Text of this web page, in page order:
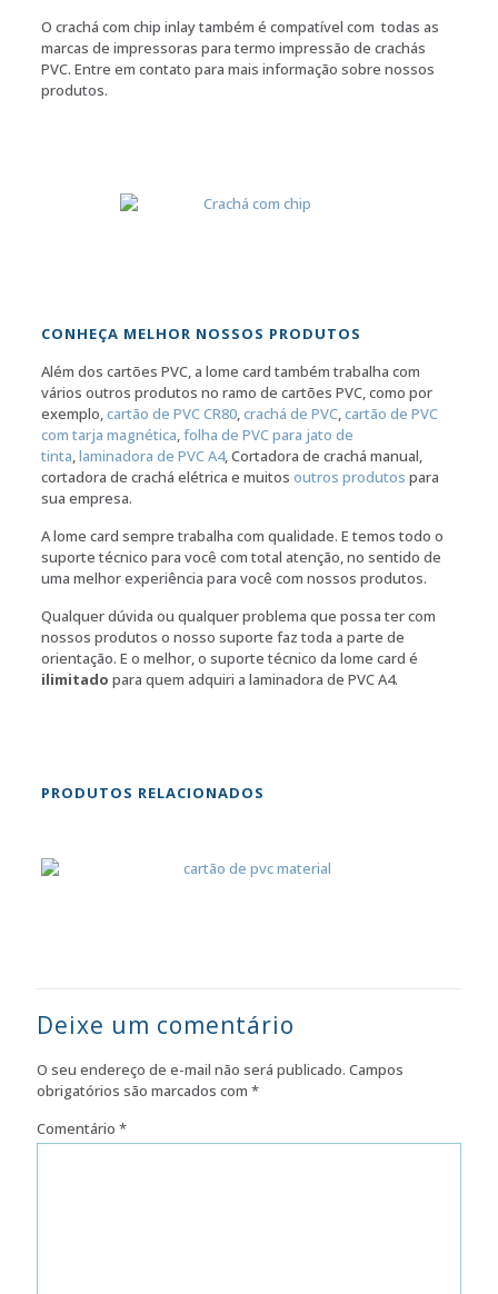
O crachá com chip inlay também é compatível com todas as
marcas de impressoras para termo impressão de crachás
PVC. Entre em contato para mais informação sobre nossos
produtos.
CONHEÇA MELHOR NOSSOS PRODUTOS
Além dos cartões PVC, a lome card também trabalha com
vários outros produtos no ramo de cartões PVC, como por
exemplo,cartão de PVC CR80,crachá de PVC,cartão de PVC
com tarja magnética,folha de PVC para jato de
tinta,laminadora de PVC A4, Cortadora de crachá manual,
cortadora de crachá elétrica e muitos outros produtos para
sua empresa.
A lome card sempre trabalha com qualidade. E temos todo o
suporte técnico para você com total atenção, no sentido de
uma melhor experiência para você com nossos produtos.
Qualquer dúvida ou qualquer problema que possa ter com
nossos produtos o nosso suporte faz toda a parte de
orientação. E o melhor, o suporte técnico da lome card é
ilimitado para quem adquiri a laminadora de PVC A4.
PRODUTOS RELACIONADOS
Deixe um comentário
O seu endereço de e-mail não será publicado. Campos
obrigatórios são marcados com *
Comentário *